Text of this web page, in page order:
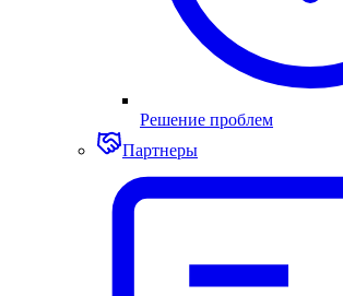
Решение проблем
Партнеры